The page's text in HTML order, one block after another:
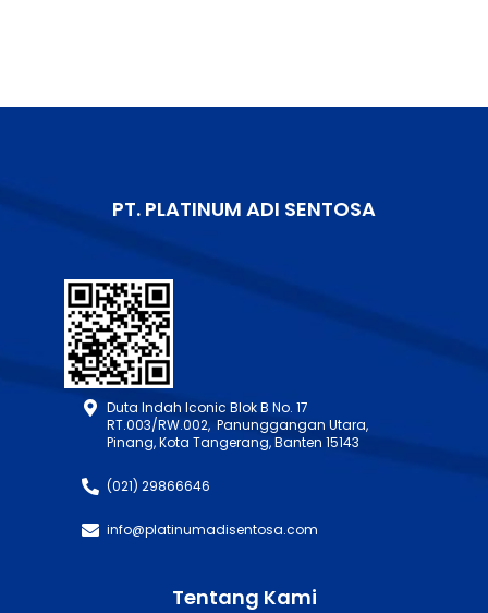
PT. PLATINUM ADI SENTOSA
Duta Indah Iconic Blok B No. 17
RT.003/RW.002, Panunggangan Utara,
Pinang, Kota Tangerang, Banten 15143
(021) 29866646
info@platinumadisentosa.com
Tentang Kami